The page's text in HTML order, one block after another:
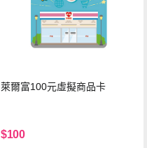
萊爾富100元虛擬商品卡
$100